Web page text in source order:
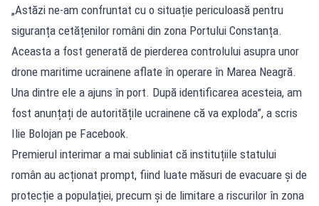
„Astăzi ne-am confruntat cu o situație periculoasă pentru
siguranța cetățenilor români din zona Portului Constanța.
Aceasta a fost generată de pierderea controlului asupra unor
drone maritime ucrainene aflate în operare în Marea Neagră.
Una dintre ele a ajuns în port. După identificarea acesteia, am
fost anunțați de autoritățile ucrainene că va exploda”, a scris
Ilie Bolojan pe Facebook.
Premierul interimar a mai subliniat că instituțiile statului
român au acționat prompt, fiind luate măsuri de evacuare și de
protecție a populației, precum și de limitare a riscurilor în zona